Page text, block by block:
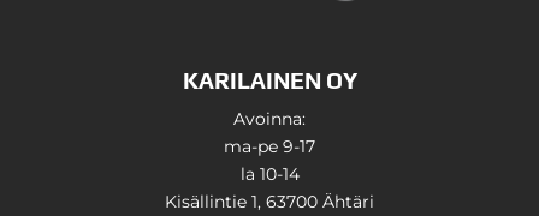
KARILAINEN OY
Avoinna:
ma-pe 9-17
la 10-14
Kisällintie 1, 63700 Ähtäri